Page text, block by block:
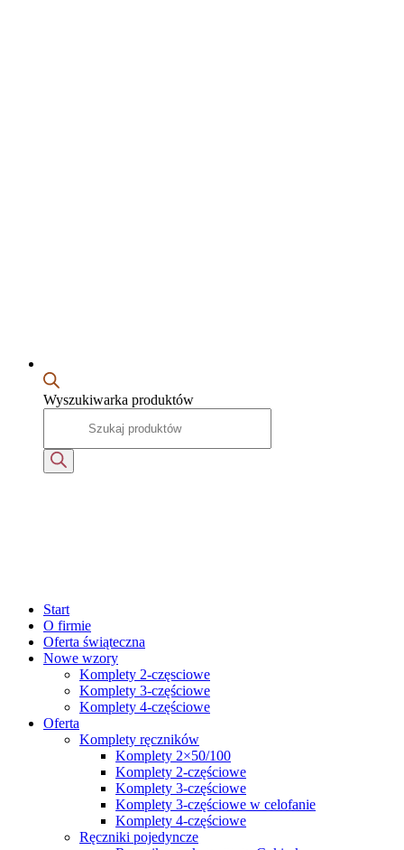
Wyszukiwarka produktów
Start
O firmie
Oferta świąteczna
Nowe wzory
Komplety 2-częsciowe
Komplety 3-częściowe
Komplety 4-częściowe
Oferta
Komplety ręczników
Komplety 2×50/100
Komplety 2-częściowe
Komplety 3-częściowe
Komplety 3-częściowe w celofanie
Komplety 4-częściowe
Ręczniki pojedyncze